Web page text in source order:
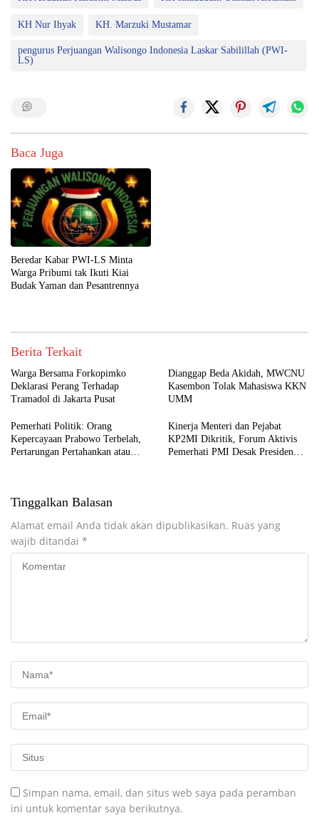
KH Nur Ihyak KH. Marzuki Mustamar
pengurus Perjuangan Walisongo Indonesia Laskar Sabilillah (PWI-
LS)
Baca Juga
Beredar Kabar PWI-LS Minta
Warga Pribumi tak Ikuti Kiai
Budak Yaman dan Pesantrennya
Berita Terkait
Warga Bersama Forkopimko
Deklarasi Perang Terhadap
Tramadol di Jakarta Pusat
Dianggap Beda Akidah, MWCNU
Kasembon Tolak Mahasiswa KKN
UMM
Pemerhati Politik: Orang
Kepercayaan Prabowo Terbelah,
Pertarungan Pertahankan atau
Kinerja Menteri dan Pejabat
KP2MI Dikritik, Forum Aktivis
Pemerhati PMI Desak Presiden
Tinggalkan Balasan
Alamat email Anda tidak akan dipublikasikan. Ruas yang
wajib ditandai *
Simpan nama, email, dan situs web saya pada peramban
ini untuk komentar saya berikutnya.